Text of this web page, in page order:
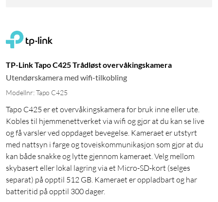
TP-Link Tapo C425 Trådløst overvåkingskamera
Utendørskamera med wifi-tilkobling
Modellnr: Tapo C425
Tapo C425 er et overvåkingskamera for bruk inne eller ute.
Kobles til hjemmenettverket via wifi og gjør at du kan se live
og få varsler ved oppdaget bevegelse. Kameraet er utstyrt
med nattsyn i farge og toveiskommunikasjon som gjør at du
kan både snakke og lytte gjennom kameraet. Velg mellom
skybasert eller lokal lagring via et Micro-SD-kort (selges
separat) på opptil 512 GB. Kameraet er oppladbart og har
batteritid på opptil 300 dager.